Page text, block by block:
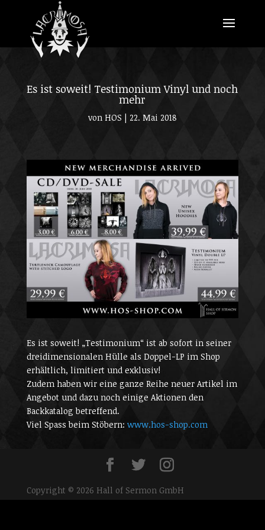
Es ist soweit! Testimonium Vinyl und noch
mehr
von HOS | 22. Mai 2018
Es ist soweit! „Testimonium“ ist ab sofort in seiner
dreidimensionalen Hülle als Doppel-LP im Shop
erhältlich, limitiert und exklusiv!
Zudem haben wir eine ganze Reihe neuer Artikel im
Angebot und dazu noch einige Aktionen den
Backkatalog betreffend.
Viel Spass beim Stöbern: www.hos-shop.com
Copyright © 2026 Hall of Sermon GmbH